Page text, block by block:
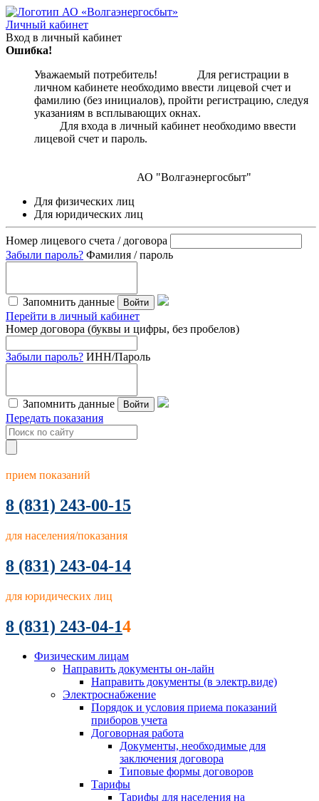
Личный кабинет
Вход в личный кабинет
Ошибка!
Уважаемый потребитель! Для регистрации в
личном кабинете необходимо ввести лицевой счет и
фамилию (без инициалов), пройти регистрацию, следуя
указаниям в всплывающих окнах.
Для входа в личный кабинет необходимо ввести
лицевой счет и пароль.
АО "Волгаэнергосбыт"
Для физических лиц
Для юридических лиц
Номер лицевого счета / договора
Забыли пароль? Фамилия / пароль
Запомнить данные Войти
Перейти в личный кабинет
Номер договора (буквы и цифры, без пробелов)
Забыли пароль? ИНН/Пароль
Запомнить данные Войти
Передать показания
прием показаний
8 (831) 243-00-15
для населения/показания
8 (831) 243-04-14
для юридических лиц
8 (831) 243-04-14
Физическим лицам
Направить документы он-лайн
Направить документы (в электр.виде)
Электроснабжение
Порядок и условия приема показаний
приборов учета
Договорная работа
Документы, необходимые для
заключения договора
Типовые формы договоров
Тарифы
Тарифы для населения на